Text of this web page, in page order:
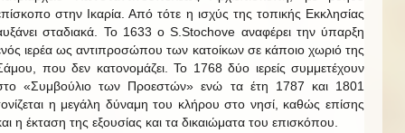
στην Ικαρία. Από τότε η ισχύς της τοπικής Εκκλησίας
σταδιακά. Το 1633 ο S.Stochove αναφέρει την ύπαρξη
ιερέα ως αντιπροσώπου των κατοίκων σε κάποιο χωριό της
που δεν κατονομάζει. Το 1768 δύο ιερείς συμμετέχουν
«Συμβούλιο των Προεστών» ενώ τα έτη 1787 και 1801
η μεγάλη δύναμη του κλήρου στο νησί, καθώς επίσης
η έκταση της εξουσίας και τα δικαιώματα του επισκόπου.